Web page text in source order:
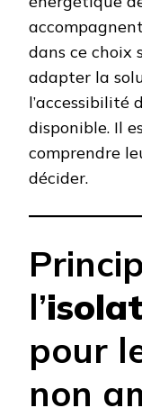
dans ce choix
adapter la
l’accessibilité
disponible. Il
comprendre
décider.
l’
pour
non